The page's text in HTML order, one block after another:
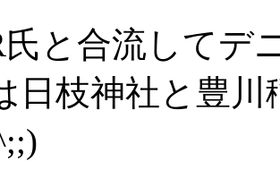
と合流してデ
日枝神社と豊